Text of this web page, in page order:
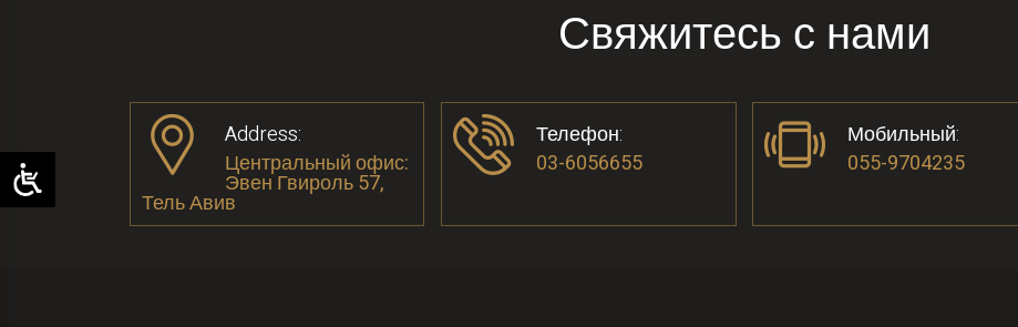
Свяжитесь с нами
Address:
Центральный офис:
Эвен Гвироль 57,
Тель Авив
Телефон:
03-6056655
Мобильный:
055-9704235